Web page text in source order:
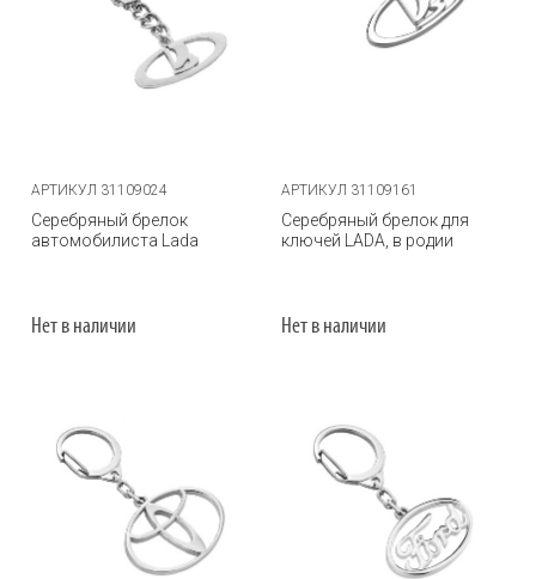
АРТИКУЛ 31109024
Серебряный брелок
автомобилиста Lada
Нет в наличии
АРТИКУЛ 31109161
Серебряный брелок для
ключей LADA, в родии
Нет в наличии